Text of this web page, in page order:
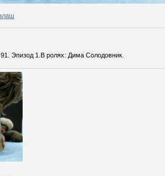
Эпизод 1.В ролях: Дима Солодовник.